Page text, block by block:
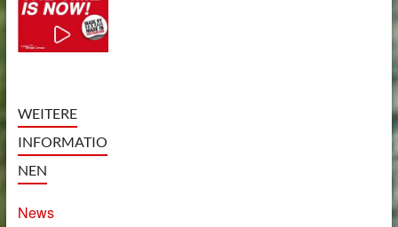
WEITERE
INFORMATIO
NEN
News